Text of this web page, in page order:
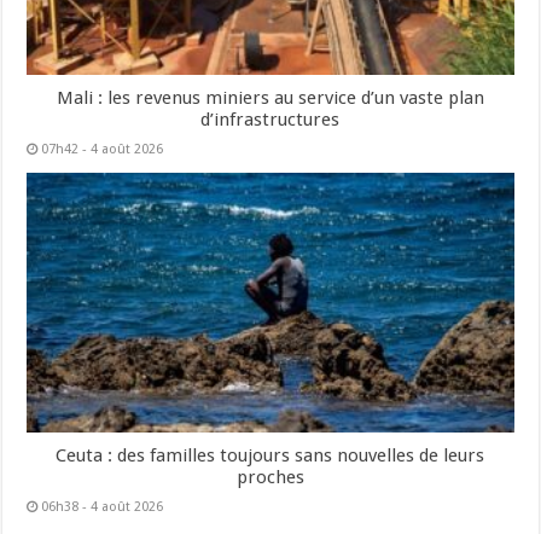
Mali : les revenus miniers au service d’un vaste plan
d’infrastructures
07h42 - 4 août 2026
Ceuta : des familles toujours sans nouvelles de leurs
proches
06h38 - 4 août 2026